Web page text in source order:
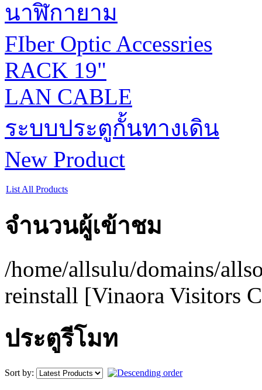
นาฬิกายาม
FIber Optic Accessries
RACK 19"
LAN CABLE
ระบบประตูกั้นทางเดิน
New Product
List All Products
จำนวนผู้เข้าชม
/home/allsulu/domains/
reinstall [Vinaora Visitors
ประตูรีโมท
Sort by: